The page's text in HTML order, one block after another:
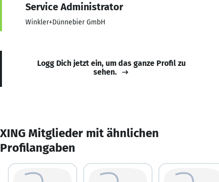
Service Administrator
Winkler+Dünnebier GmbH
Logg Dich jetzt ein, um das ganze Profil zu
sehen.
XING Mitglieder mit ähnlichen
Profilangaben